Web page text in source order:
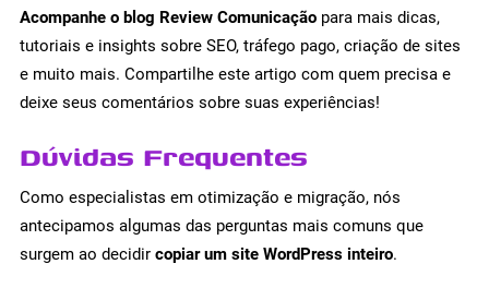
Acompanhe o blog Review Comunicação para mais dicas,
tutoriais e insights sobre SEO, tráfego pago, criação de sites
e muito mais. Compartilhe este artigo com quem precisa e
deixe seus comentários sobre suas experiências!
Dúvidas Frequentes
Como especialistas em otimização e migração, nós
antecipamos algumas das perguntas mais comuns que
surgem ao decidir copiar um site WordPress inteiro.